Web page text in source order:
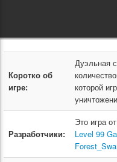
Коротко об
игре:
Дуэльная
которой
Разработчики:
Это игра от
Level 99